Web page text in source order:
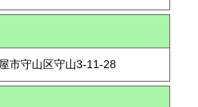
市守山区守山3-11-28